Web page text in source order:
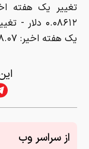
یک هفته اخیر: ۸.۰۷% افزایش
از سراسر وب